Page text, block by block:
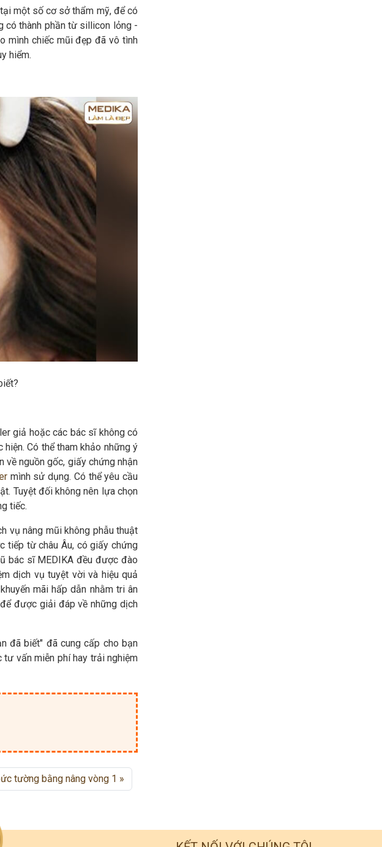
một số cơ sở thẩm mỹ, để có
có thành phần từ sillicon lỏng -
mình chiếc mũi đẹp đã vô tình
hiểm.
giả hoặc các bác sĩ không có
Có thể tham khảo những ý
về nguồn gốc, giấy chứng nhận
mình sử dụng. Có thể yêu cầu
Tuyệt đối không nên lựa chọn
tiếc.
vụ nâng mũi không phẫu thuật
tiếp từ châu Âu, có giấy chứng
bác sĩ MEDIKA đều được đào
dịch vụ tuyệt vời và hiệu quả
mãi hấp dẫn nhằm tri ân
được giải đáp về những dịch
đã biết" đã cung cấp cho bạn
vấn miễn phí hay trải nghiệm
tường bằng nâng vòng 1